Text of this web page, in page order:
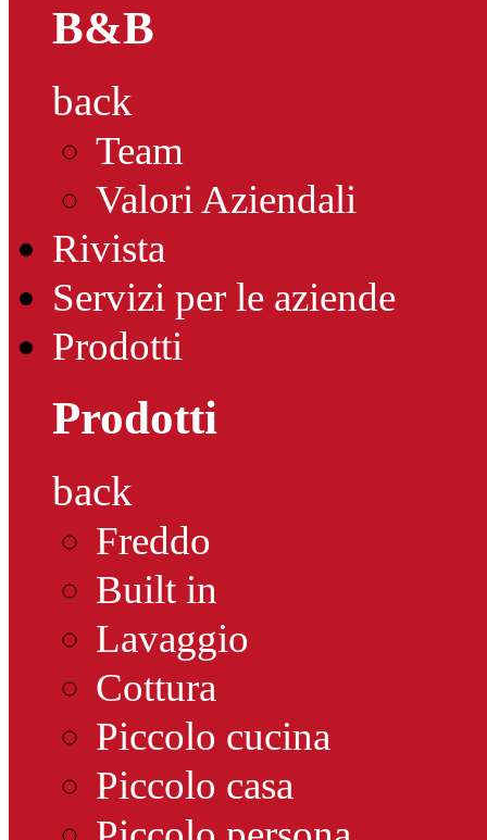
B&B
back
Team
Valori Aziendali
Rivista
Servizi per le aziende
Prodotti
Prodotti
back
Freddo
Built in
Lavaggio
Cottura
Piccolo cucina
Piccolo casa